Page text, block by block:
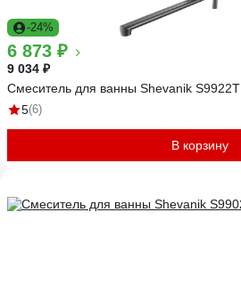
-24%
6 873 ₽
9 034 ₽
Смеситель для ванны Shevanik S9922T
5(6)
В корзину